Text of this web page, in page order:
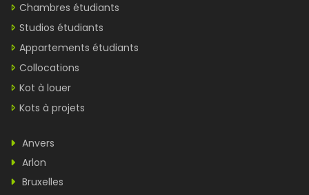
Chambres étudiants
Studios étudiants
Appartements étudiants
Collocations
Kot à louer
Kots à projets
Anvers
Arlon
Bruxelles